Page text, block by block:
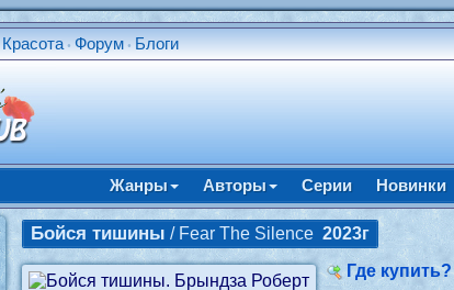
Красота •Форум • Блоги
Жанры Авторы Серии Новинки
Бойся тишины / Fear The Silence2023г
Где купить?